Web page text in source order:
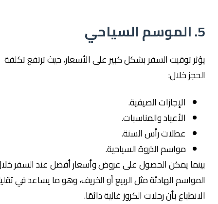
يؤثر توقيت السفر بشكل كبير على الأسعار، حيث ترتفع تكلفة
الحجز خلال:
الإجازات الصيفية.
الأعياد والمناسبات.
عطلات رأس السنة.
مواسم الذروة السياحية.
بينما يمكن الحصول على عروض وأسعار أفضل عند السفر خلال
المواسم الهادئة مثل الربيع أو الخريف، وهو ما يساعد في تقليل
الانطباع بأن رحلات الكروز غالية دائمًا.